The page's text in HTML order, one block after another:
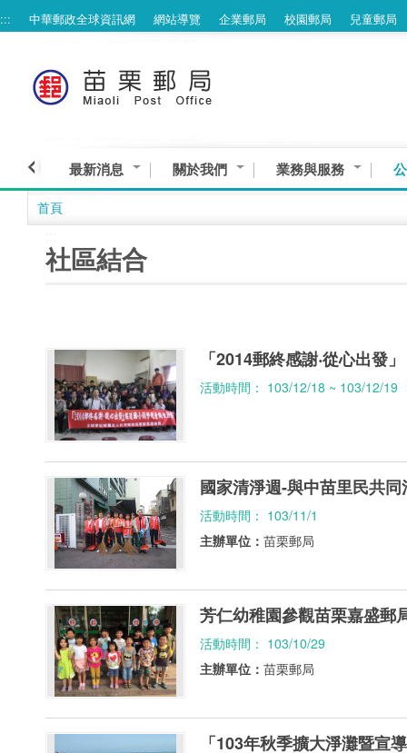
跳到主要內容區塊
::: 中華郵政全球資訊網 網站導覽 企業郵局 校園郵局 兒童郵局
最新消息 關於我們 業務與服務
首頁
社區結合
「2014郵終感謝‧從心出發」
活動時間： 103/12/18 ~ 103/12/19
國家清淨週-與中苗里民共
活動時間： 103/11/1
主辦單位： 苗栗郵局
芳仁幼稚園參觀苗栗嘉盛郵
活動時間： 103/10/29
主辦單位： 苗栗郵局
「103年秋季擴大淨灘暨宣